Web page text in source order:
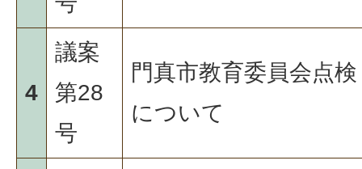
4
議案
第28
号
門真市教育委員会点
について